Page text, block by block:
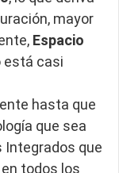
mayor
Espacio
está casi
hasta que
que sea
Integrados que
todos los